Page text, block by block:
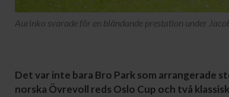
Aurinko svarade för en bländande prestation under
Det var inte bara Bro Park som arrangerade
norska Övrevoll reds Oslo Cup och två